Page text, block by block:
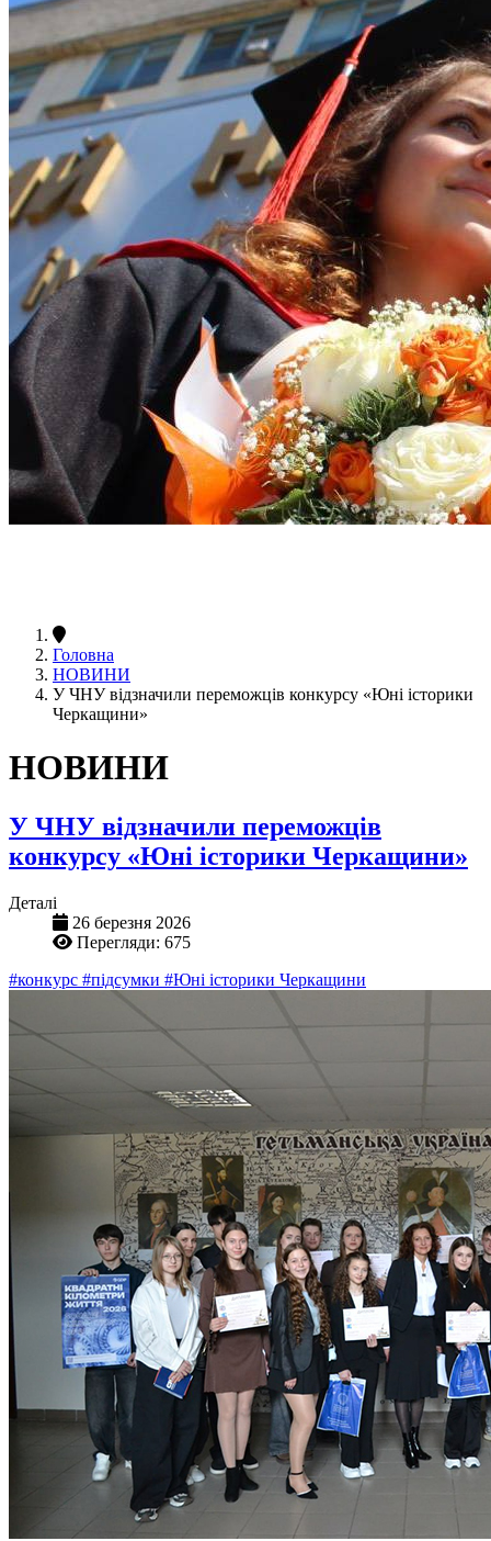
Головна
НОВИНИ
У ЧНУ відзначили переможців конкурсу «Юні історики
Черкащини»
НОВИНИ
У ЧНУ відзначили переможців
конкурсу «Юні історики Черкащини»
Деталі
26 березня 2026
Перегляди: 675
#конкурс #підсумки #Юні історики Черкащини